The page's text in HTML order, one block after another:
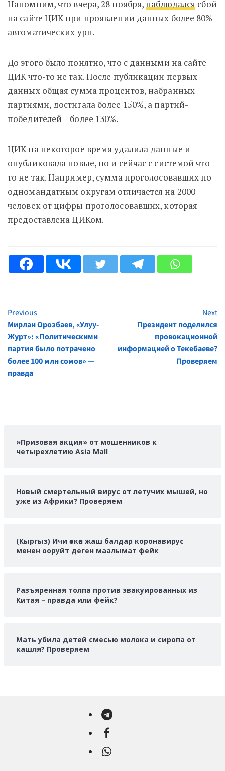
Напомним, что вчера, 28 ноября, наблюдался сбой
на сайте ЦИК при проявлении данных более 80%
автоматических урн.
До этого было понятно, что с данными на сайте
ЦИК что-то не так. После публикации первых
данных общая сумма процентов, набранных
партиями, достигала более 150%, а партий-
победителей – более 130%.
ЦИК на некоторое время удалила данные и
опубликовала новые, но и сейчас с системой что-
то не так. Например, сумма проголосовавших по
одномандатным округам отличается на 2000
человек от цифры проголосовавших, которая
предоставлена ЦИКом.
Continue
Reading
Previous
Мирлан Орозбаев, «Улуу-
Журт»: «Политическими
партия было потрачено
более 100 млн сомов» —
правда
Next
Президент поделился
провокационной
информацией о Текебаеве?
Проверяем
»Призовая акция» от мошенников к
четырехлетию Asia Mall
Новый смертельный вирус от летучих мышей, но
уже из Африки? Проверяем
(Кыргыз) Ичи өткөн жаш балдар коронавирус
менен ооруйт деген маалымат фейк
Разъяренная толпа против эвакуированных из
Китая – правда или фейк?
Мать убила детей смесью молока и сиропа от
кашля? Проверяем
Telegram
Facebook
WhatsApp